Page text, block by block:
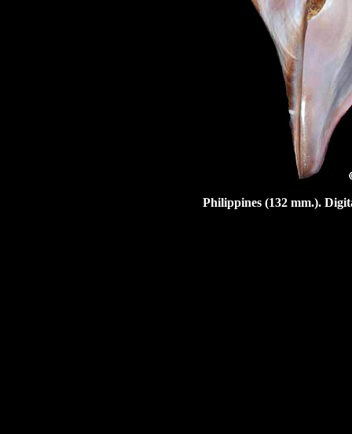
Philippines (132 mm.).